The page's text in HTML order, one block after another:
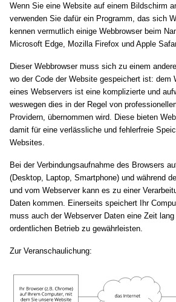
Wenn Sie eine Website auf einem Bildschirm
verwenden Sie dafür ein Programm, das sich
kennen vermutlich einige Webbrowser beim
Microsoft Edge, Mozilla Firefox und Apple
Dieser Webbrowser muss sich zu einem
wo der Code der Website gespeichert ist: dem
eines Webservers ist eine komplizierte und
weswegen dies in der Regel von
Providern, übernommen wird. Diese bieten
damit für eine verlässliche und fehlerfreie
Websites.
Bei der Verbindungsaufnahme des Browsers
(Desktop, Laptop, Smartphone) und während
und vom Webserver kann es zu einer
Daten kommen. Einerseits speichert Ihr
muss auch der Webserver Daten eine Zeit
ordentlichen Betrieb zu gewährleisten.
Zur Veranschaulichung: